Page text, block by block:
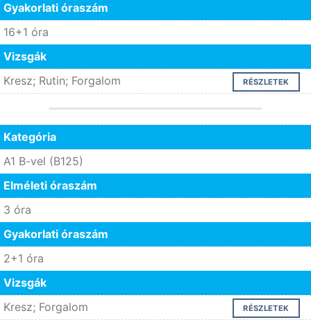
Gyakorlati óraszám
16+1 óra
Vizsgák
Kresz; Rutin; Forgalom
RÉSZLETEK
Kategória
A1 B-vel (B125)
Elméleti óraszám
3 óra
Gyakorlati óraszám
2+1 óra
Vizsgák
Kresz; Forgalom
RÉSZLETEK